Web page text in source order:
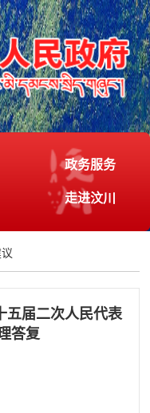
政务服务
走进汶川
五届二次人民代表
答复